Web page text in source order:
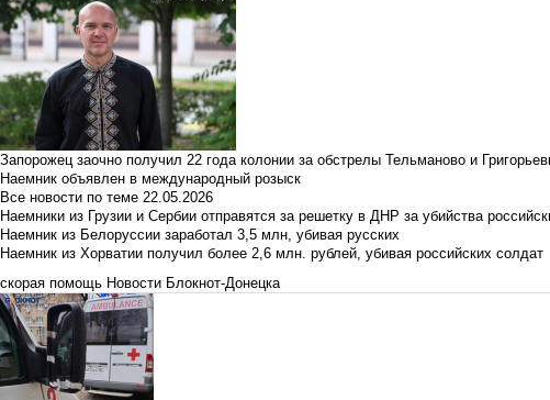
Запорожец заочно получил 22 года колонии за обстрелы Тельманово и
Наемник объявлен в международный розыск
Все новости по теме 22.05.2026
Наемники из Грузии и Сербии отправятся за решетку в ДНР за убийства
Наемник из Белоруссии заработал 3,5 млн, убивая русских
Наемник из Хорватии получил более 2,6 млн. рублей, убивая российских солдат
скорая помощь Новости Блокнот-Донецка